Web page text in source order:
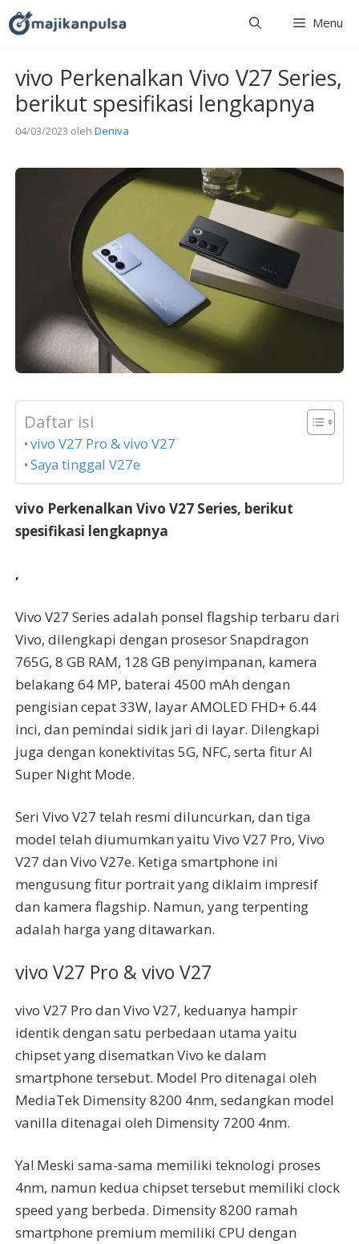
Langsung
ke
Menu
vivo Perkenalkan Vivo V27 Series,
berikut spesifikasi lengkapnya
04/03/2023 oleh Deniva
Daftar isi
vivo V27 Pro & vivo V27
Saya tinggal V27e
vivo Perkenalkan Vivo V27 Series, berikut
spesifikasi lengkapnya
,
Vivo V27 Series adalah ponsel flagship terbaru dari
Vivo, dilengkapi dengan prosesor Snapdragon
765G, 8 GB RAM, 128 GB penyimpanan, kamera
belakang 64 MP, baterai 4500 mAh dengan
pengisian cepat 33W, layar AMOLED FHD+ 6.44
inci, dan pemindai sidik jari di layar. Dilengkapi
juga dengan konektivitas 5G, NFC, serta fitur AI
Super Night Mode.
Seri Vivo V27 telah resmi diluncurkan, dan tiga
model telah diumumkan yaitu Vivo V27 Pro, Vivo
V27 dan Vivo V27e. Ketiga smartphone ini
mengusung fitur portrait yang diklaim impresif
dan kamera flagship. Namun, yang terpenting
adalah harga yang ditawarkan.
vivo V27 Pro & vivo V27
vivo V27 Pro dan Vivo V27, keduanya hampir
identik dengan satu perbedaan utama yaitu
chipset yang disematkan Vivo ke dalam
smartphone tersebut. Model Pro ditenagai oleh
MediaTek Dimensity 8200 4nm, sedangkan model
vanilla ditenagai oleh Dimensity 7200 4nm.
Ya! Meski sama-sama memiliki teknologi proses
4nm, namun kedua chipset tersebut memiliki clock
speed yang berbeda. Dimensity 8200 ramah
smartphone premium memiliki CPU dengan